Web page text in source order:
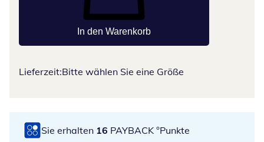
In den Warenkorb
Lieferzeit:Bitte wählen Sie eine Größe
Sie erhalten 16 PAYBACK °Punkte